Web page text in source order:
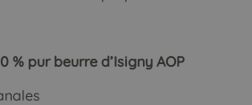
% pur beurre d’Isigny AOP